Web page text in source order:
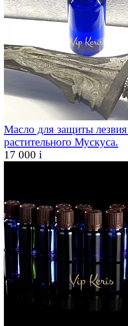
Масло для защиты
растительного Мускуса.
17 000 i